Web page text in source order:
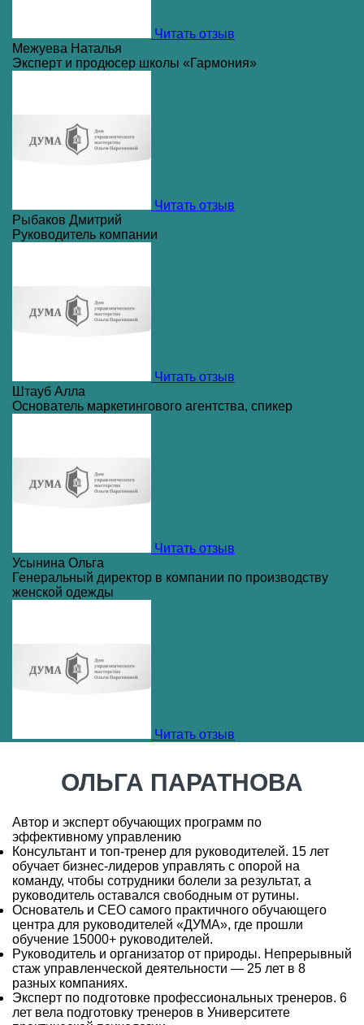
Читать отзыв
Межуева Наталья
Эксперт и продюсер школы «Гармония»
Читать отзыв
Рыбаков Дмитрий
Руководитель компании
Читать отзыв
Штауб Алла
Основатель маркетингового агентства, спикер
Читать отзыв
Усынина Ольга
Генеральный директор в компании по производству
женской одежды
Читать отзыв
ОЛЬГА ПАРАТНОВА
Автор и эксперт обучающих программ по
эффективному управлению
Консультант и топ-тренер для руководителей. 15 лет
обучает бизнес-лидеров управлять с опорой на
команду, чтобы сотрудники болели за результат, а
руководитель оставался свободным от рутины.
Основатель и CEO самого практичного обучающего
центра для руководителей «ДУМА», где прошли
обучение 15000+ руководителей.
Руководитель и организатор от природы. Непрерывный
стаж управленческой деятельности — 25 лет в 8
разных компаниях.
Эксперт по подготовке профессиональных тренеров. 6
лет вела подготовку тренеров в Университете